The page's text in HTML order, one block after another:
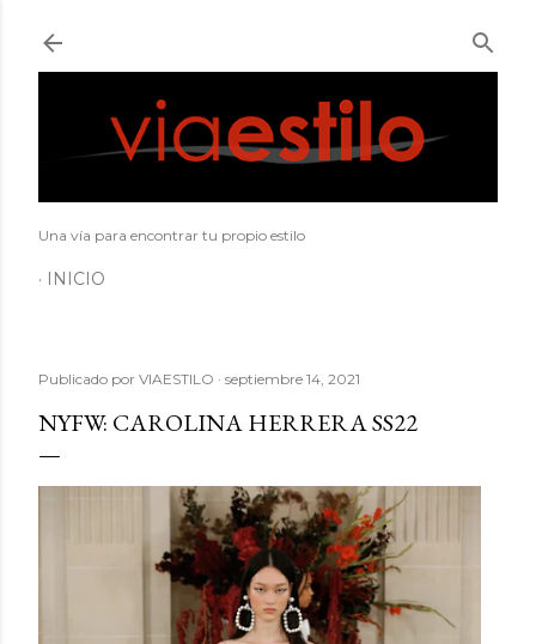
Una vía para encontrar tu propio estilo
INICIO
Publicado por VIAESTILO septiembre 14, 2021
NYFW: CAROLINA HERRERA SS22